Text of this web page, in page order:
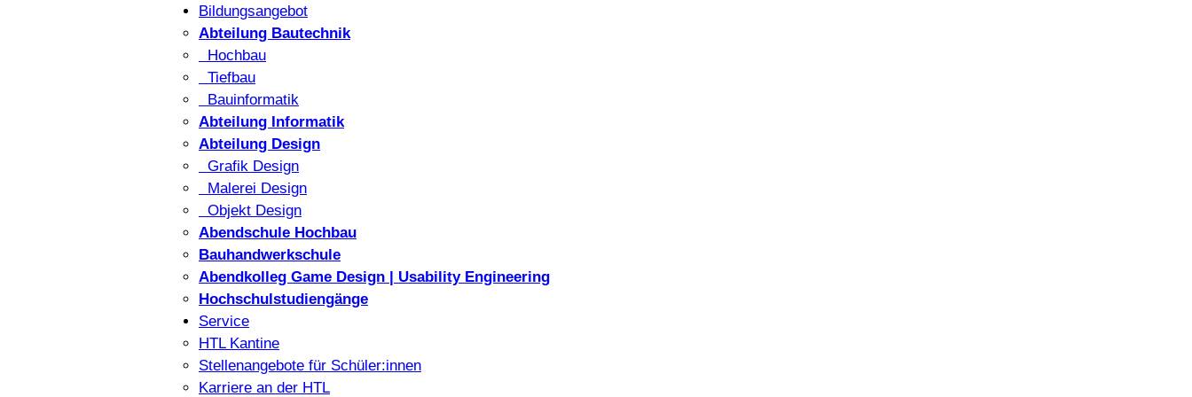
Bildungsangebot
Abteilung Bautechnik
Hochbau
Tiefbau
Bauinformatik
Abteilung Informatik
Abteilung Design
Grafik Design
Malerei Design
Objekt Design
Abendschule Hochbau
Bauhandwerkschule
Abendkolleg Game Design | Usability Engineering
Hochschulstudiengänge
Service
HTL Kantine
Stellenangebote für Schüler:innen
Karriere an der HTL